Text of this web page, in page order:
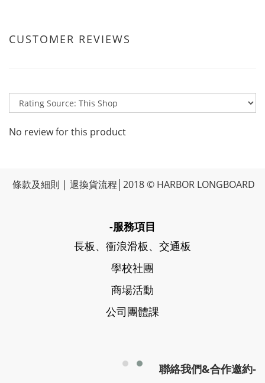
CUSTOMER REVIEWS
No review for this product
條款及細則 | 退換貨流程 │2018 © HARBOR LONGBOARD
-服務項目
長板、衝浪滑板、交通板
學校社團
商場活動
公司團體課
聯絡我們&合作邀約-